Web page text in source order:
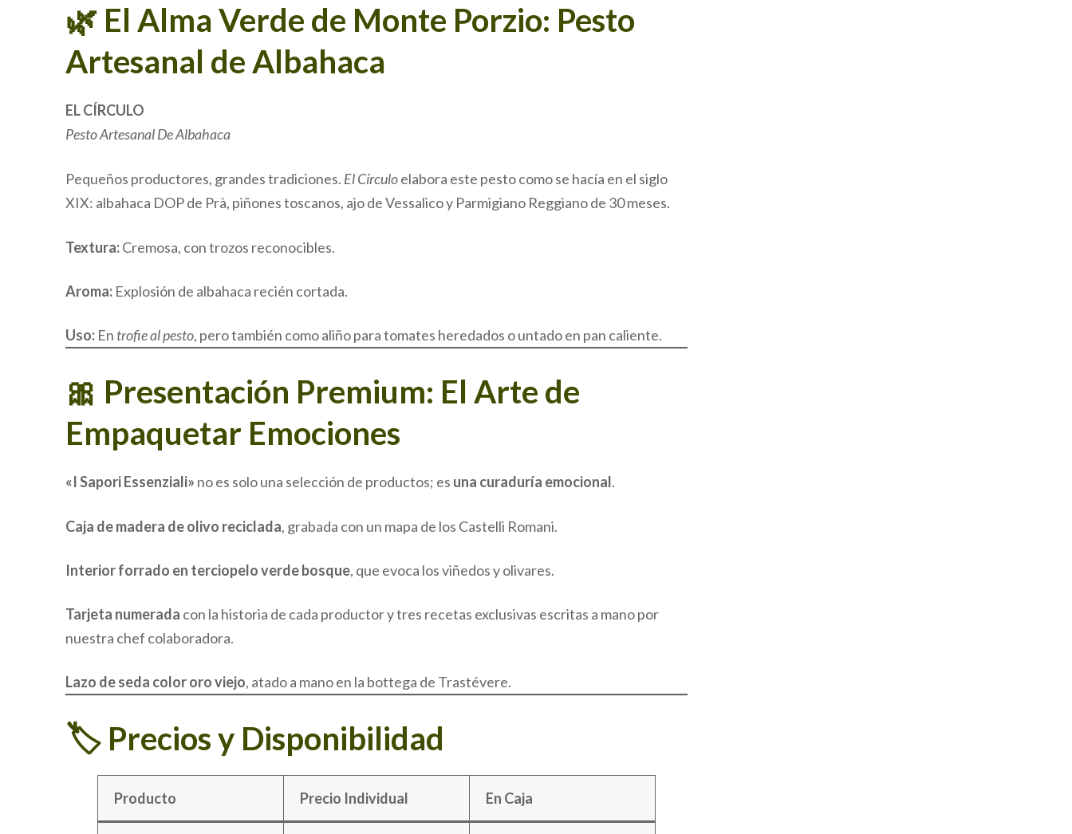
🌿 El Alma Verde de Monte Porzio: Pesto
Artesanal de Albahaca
EL CÍRCULO
Pesto Artesanal De Albahaca
Pequeños productores, grandes tradiciones. El Círculoelabora este pesto como se hacía en el siglo
XIX: albahaca DOP de Prà, piñones toscanos, ajo de Vessalico y Parmigiano Reggiano de 30 meses.
Textura:Cremosa, con trozos reconocibles.
Aroma: Explosión de albahaca recién cortada.
Uso: En trofie al pesto, pero también como aliño para tomates heredados o untado en pan caliente.
🎀 Presentación Premium: El Arte de
Empaquetar Emociones
«I Sapori Essenziali» no es solo una selección de productos; es una curaduría emocional.
Caja de madera de olivo reciclada, grabada con un mapa de los Castelli Romani.
Interior forrado en terciopelo verde bosque, que evoca los viñedos y olivares.
Tarjeta numerada con la historia de cada productor y tres recetas exclusivas escritas a mano por
nuestra chef colaboradora.
Lazo de seda color oro viejo, atado a mano en la bottega de Trastévere.
🏷️ Precios y Disponibilidad
Producto Precio Individual En Caja